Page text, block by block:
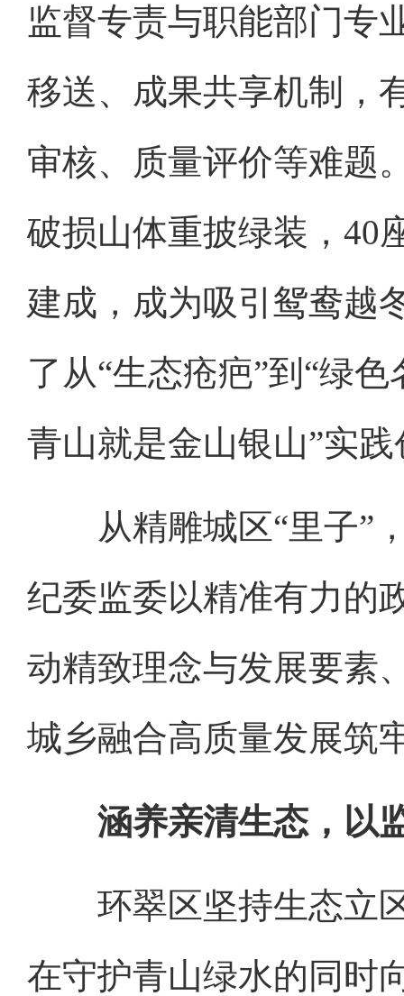
监督专责与职能部门专
移送、成果共享机制，
审核、质量评价等难题
破损山体重披绿装，40
建成，成为吸引鸳鸯越
了从“生态疮疤”到“绿
青山就是金山银山”实
从精雕城区“里子”，
纪委监委以精准有力的
动精致理念与发展要素
城乡融合高质量发展筑
涵养亲清生态，以
环翠区坚持生态立区
在守护青山绿水的同时